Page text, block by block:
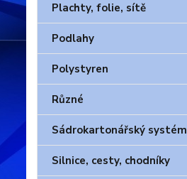
Plachty, folie, sítě
Podlahy
Polystyren
Různé
Sádrokartonářský systém
Silnice, cesty, chodníky